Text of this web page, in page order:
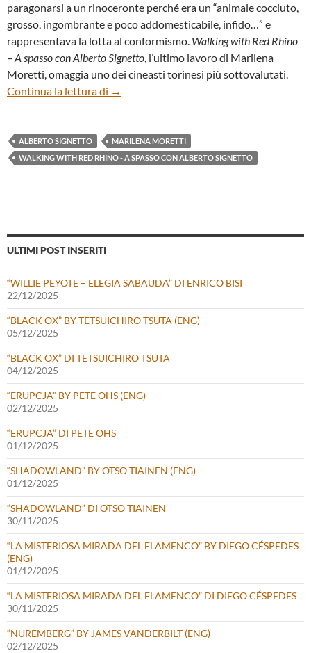
paragonarsi a un rinoceronte perché era un “animale cocciuto,
grosso, ingombrante e poco addomesticabile, infido…” e
rappresentava la lotta al conformismo. Walking with Red Rhino
– A spasso con Alberto Signetto, l’ultimo lavoro di Marilena
Moretti, omaggia uno dei cineasti torinesi più sottovalutati.
Continua la lettura di “Walking with Red Rhino – A spasso
→
ALBERTO SIGNETTO
MARILENA MORETTI
WALKING WITH RED RHINO - A SPASSO CON ALBERTO SIGNETTO
ULTIMI POST INSERITI
“WILLIE PEYOTE – ELEGIA SABAUDA” DI ENRICO BISI
22/12/2025
“BLACK OX” BY TETSUICHIRO TSUTA (ENG)
05/12/2025
“BLACK OX” DI TETSUICHIRO TSUTA
04/12/2025
“ERUPCJA” BY PETE OHS (ENG)
02/12/2025
“ERUPCJA” DI PETE OHS
01/12/2025
“SHADOWLAND” BY OTSO TIAINEN (ENG)
01/12/2025
“SHADOWLAND” DI OTSO TIAINEN
30/11/2025
“LA MISTERIOSA MIRADA DEL FLAMENCO” BY DIEGO CÉSPEDES
(ENG)
01/12/2025
“LA MISTERIOSA MIRADA DEL FLAMENCO” DI DIEGO CÉSPEDES
30/11/2025
“NUREMBERG” BY JAMES VANDERBILT (ENG)
02/12/2025